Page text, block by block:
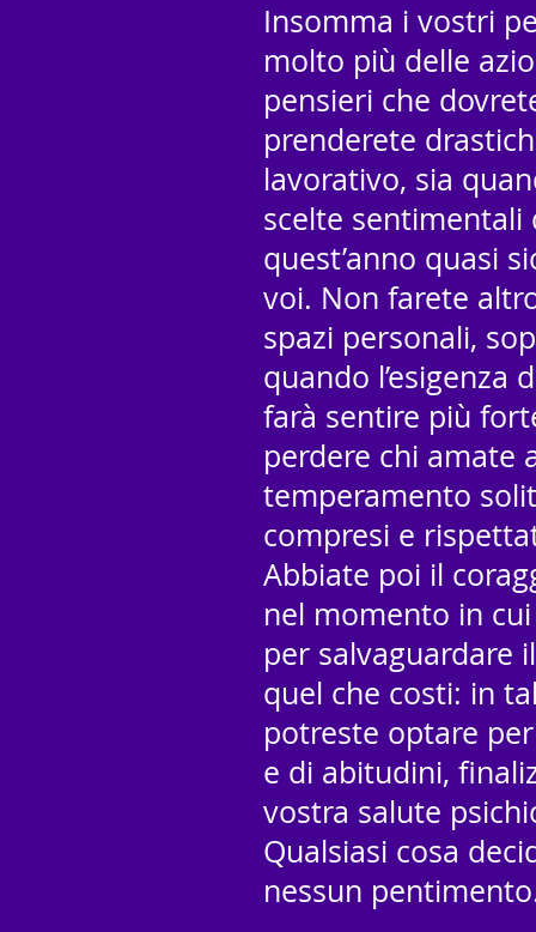
Insomma i vostri
molto più delle
pensieri che
prenderete
lavorativo, sia
scelte
quest’anno quasi
voi. Non farete
spazi personali,
quando l’esigenza
farà sentire più
perdere chi amate
temperamento
compresi e
Abbiate poi il
nel momento in
per salvaguardare
quel che costi: in
potreste optare
e di abitudini,
vostra salute
Qualsiasi cosa
nessun